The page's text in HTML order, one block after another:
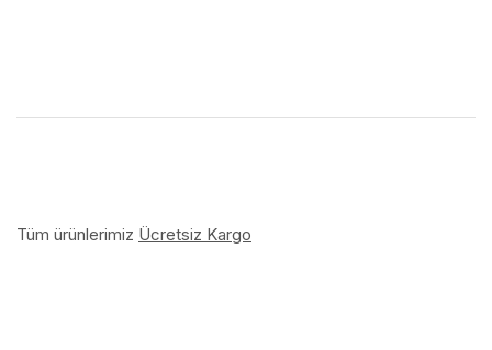
Tüm ürünlerimiz Ücretsiz Kargo